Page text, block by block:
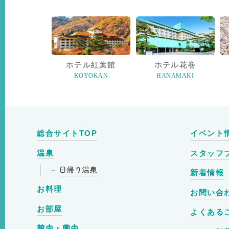
ホテル紅葉館
KOYOKAN
ホテル花巻
HANAMAKI
総合サイトTOP
温泉
日帰り温泉
お料理
お部屋
イベント
スタッフ
新着情報
お問い合
よくある